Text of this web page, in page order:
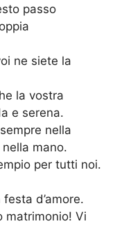
passo
ne siete la
la vostra
e serena.
nella
mano.
per tutti noi.
d’amore.
matrimonio! Vi